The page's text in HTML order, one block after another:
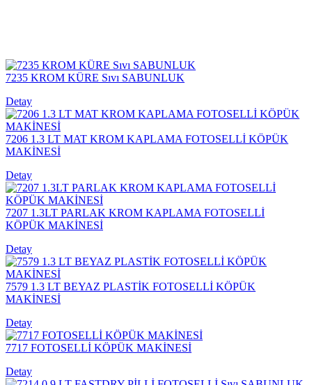
7235 KROM KÜRE Sıvı SABUNLUK
Detay
7206 1.3 LT MAT KROM KAPLAMA FOTOSELLİ KÖPÜK
MAKİNESİ
Detay
7207 1.3LT PARLAK KROM KAPLAMA FOTOSELLİ
KÖPÜK MAKİNESİ
Detay
7579 1.3 LT BEYAZ PLASTİK FOTOSELLİ KÖPÜK
MAKİNESİ
Detay
7717 FOTOSELLİ KÖPÜK MAKİNESİ
Detay